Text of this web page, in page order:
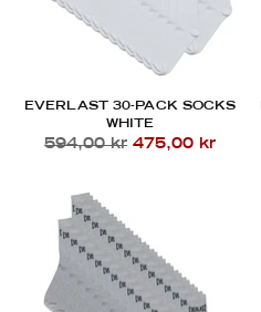
EVERLAST 30-PACK SOCKS
WHITE
Regular
594,00 kr 475,00 kr